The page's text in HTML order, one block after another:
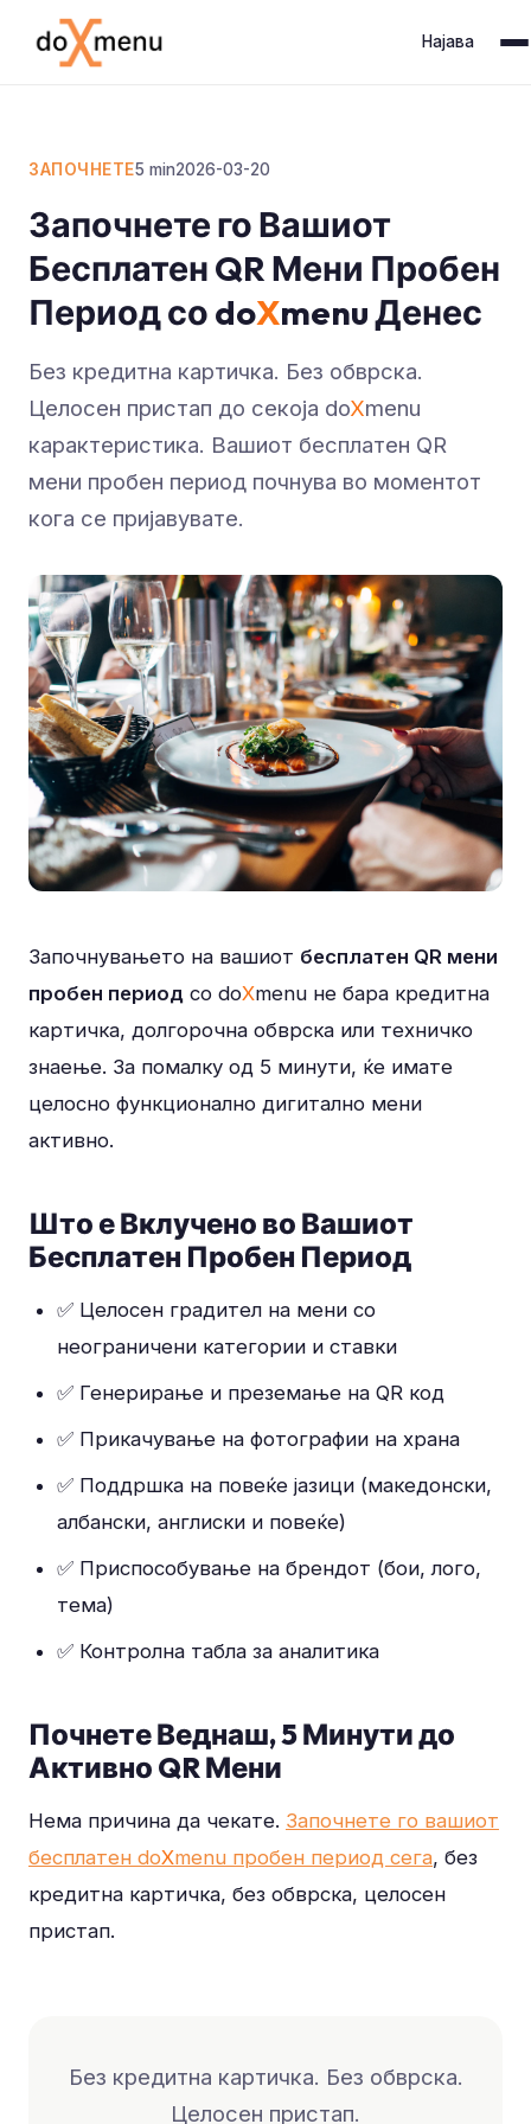
Најава
ЗАПОЧНЕТЕ5 min2026-03-20
Започнете го Вашиот
Бесплатен QR Мени Пробен
Период со doXmenu Денес
Без кредитна картичка. Без обврска.
Целосен пристап до секоја doXmenu
карактеристика. Вашиот бесплатен QR
мени пробен период почнува во моментот
кога се пријавувате.
Започнувањето на вашиот бесплатен QR мени
пробен период со doXmenu не бара кредитна
картичка, долгорочна обврска или техничко
знаење. За помалку од 5 минути, ќе имате
целосно функционално дигитално мени
активно.
Што е Вклучено во Вашиот
Бесплатен Пробен Период
✅ Целосен градител на мени со
неограничени категории и ставки
✅ Генерирање и преземање на QR код
✅ Прикачување на фотографии на храна
✅ Поддршка на повеќе јазици (македонски,
албански, англиски и повеќе)
✅ Приспособување на брендот (бои, лого,
тема)
✅ Контролна табла за аналитика
Почнете Веднаш, 5 Минути до
Активно QR Мени
Нема причина да чекате. Започнете го вашиот
бесплатен doXmenu пробен период сега, без
кредитна картичка, без обврска, целосен
пристап.
Без кредитна картичка. Без обврска.
Целосен пристап.